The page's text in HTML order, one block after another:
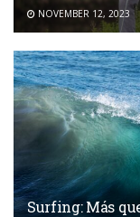
NOVEMBER 12, 2023
Surfing: Más